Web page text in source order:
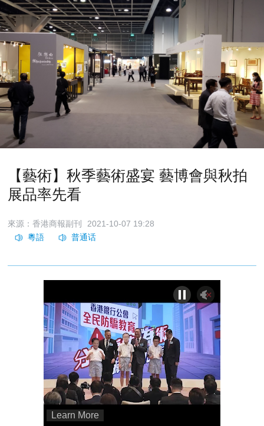
【藝術】秋季藝術盛宴 藝博會與秋拍
展品率先看
來源：香港商報副刊 2021-10-07 19:28